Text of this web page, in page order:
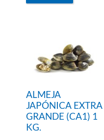
ALMEJA
JAPÓNICA EXTRA
GRANDE (CA1) 1
KG.